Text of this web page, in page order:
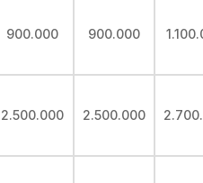
900.000 900.000
2.500.000 2.500.000